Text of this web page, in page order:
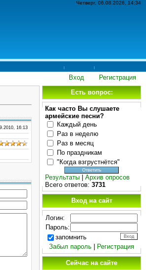
Четверг, 06.08.2026, 14:34
Регистрация
Вход
16:13
Есть вопрос:
Как часто Вы слушаете
армейские песни?
Каждый день
Раз в неделю
Раз в месяц
По праздникам
"Когда взгрустнётся"
Результаты
Архив опросов
Всего ответов: 3731
Вход на сайт
Логин:
Пароль:
запомнить
Забыл пароль
Регистрация
Сейчас на сайте